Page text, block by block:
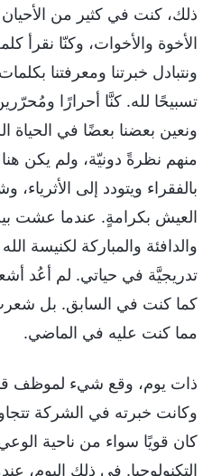
ذلك، كنت في كثير من
الأخوة والأخوات، وكنّا نقرأ
ونتبادل خبرتنا ومعرفتنا
تسبيحًا لله. كنَّا أحرارًا
ونعين بعضنا بعضًا في الحياة
منهم نظرةً دونيّة، ولم يكن
بالفقراء ويتودد إلى
العيش بكرامةٍ. عندما عشت بين
والدافئة والمباركة لكنيسة
تدريجيَّة في حياتي. لم أعُد
كما كنت في السابق. بل
مما كنت عليه في الماضي.
ذات يوم، وقع شيء لموظف
وكانت خبرته في الشركة
كان قويًا سواء من ناحية
التكنولوجيا. في ذلك اليوم،